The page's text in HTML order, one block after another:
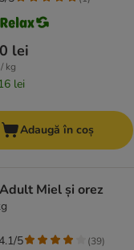
lei
kg
lei
Adaugă în coș
Miel și orez
5 (39)